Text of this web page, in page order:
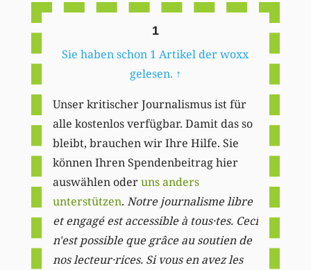
1
Sie haben schon 1 Artikel der woxx
gelesen. ↑
Unser kritischer Journalismus ist für
alle kostenlos verfügbar. Damit das so
bleibt, brauchen wir Ihre Hilfe. Sie
können Ihren Spendenbeitrag hier
auswählen oderuns anders
unterstützen. Notre journalisme libre
et engagé est accessible à tous·tes. Ceci
n'est possible que grâce au soutien de
nos lecteur·rices. Si vous en avez les